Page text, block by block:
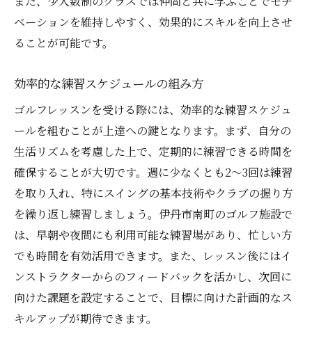
初成果を実感するための小さな目標設定
個々の目標に合わせたレッスンプランでゴルフ
上達を加速させる
パーソナライズされたゴルフレッスンプラ
短期間でスキルを向上させる練習法
自己診断を活用した弱点克服法
ゴルフ上達に必要なメンタルトレーニング
実践を通じた技術確認の方法
上達を実感するための自己評価のポイント
プロのインストラクターによる的確な指導が伊
丹市南町で受けられる理由
経験豊富なインストラクターの選び方
個別指導とグループレッスンの違い
指導方針に基づいたレッスンの進め方
ベーションを維持しやすく、効果的にスキルを向上させ
ることが可能です。
効率的な練習スケジュールの組み方
ゴルフレッスンを受ける際には、効率的な練習スケジュ
ールを組むことが上達への鍵となります。まず、自分の
生活リズムを考慮した上で、定期的に練習できる時間を
確保することが大切です。週に少なくとも2〜3回は練習
を取り入れ、特にスイングの基本技術やクラブの握り方
を繰り返し練習しましょう。伊丹市南町のゴルフ施設で
は、早朝や夜間にも利用可能な練習場があり、忙しい方
でも時間を有効活用できます。また、レッスン後にはイ
ンストラクターからのフィードバックを活かし、次回に
向けた課題を設定することで、目標に向けた計画的なス
キルアップが期待できます。